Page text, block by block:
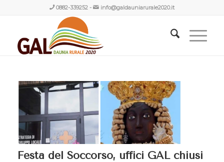
0882-339252- info@galdauniarurale2020.it
Festa del Soccorso, uffici GAL chiusi